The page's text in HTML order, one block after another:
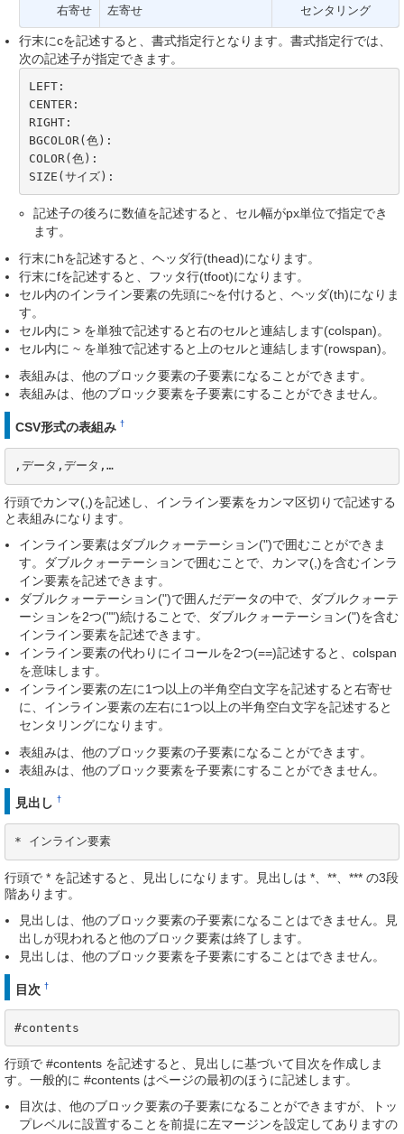
右寄せ 左寄せ センタリング
行末にcを記述すると、書式指定行となります。書式指定行では、
次の記述子が指定できます。
LEFT:
CENTER:
RIGHT:
BGCOLOR(色):
COLOR(色):
SIZE(サイズ):
記述子の後ろに数値を記述すると、セル幅がpx単位で指定でき
ます。
行末にhを記述すると、ヘッダ行(thead)になります。
行末にfを記述すると、フッタ行(tfoot)になります。
セル内のインライン要素の先頭に~を付けると、ヘッダ(th)になりま
す。
セル内に > を単独で記述すると右のセルと連結します(colspan)。
セル内に ~ を単独で記述すると上のセルと連結します(rowspan)。
表組みは、他のブロック要素の子要素になることができます。
表組みは、他のブロック要素を子要素にすることができません。
CSV形式の表組み †
,データ,データ,…
行頭でカンマ(,)を記述し、インライン要素をカンマ区切りで記述する
と表組みになります。
インライン要素はダブルクォーテーション(")で囲むことができま
す。ダブルクォーテーションで囲むことで、カンマ(,)を含むインラ
イン要素を記述できます。
ダブルクォーテーション(")で囲んだデータの中で、ダブルクォーテ
ーションを2つ("")続けることで、ダブルクォーテーション(")を含む
インライン要素を記述できます。
インライン要素の代わりにイコールを2つ(==)記述すると、colspan
を意味します。
インライン要素の左に1つ以上の半角空白文字を記述すると右寄せ
に、インライン要素の左右に1つ以上の半角空白文字を記述すると
センタリングになります。
表組みは、他のブロック要素の子要素になることができます。
表組みは、他のブロック要素を子要素にすることができません。
見出し †
* インライン要素
行頭で * を記述すると、見出しになります。見出しは *、**、*** の3段
階あります。
見出しは、他のブロック要素の子要素になることはできません。見
出しが現われると他のブロック要素は終了します。
見出しは、他のブロック要素を子要素にすることはできません。
目次 †
#contents
行頭で #contents を記述すると、見出しに基づいて目次を作成しま
す。一般的に #contents はページの最初のほうに記述します。
目次は、他のブロック要素の子要素になることができますが、トッ
プレベルに設置することを前提に左マージンを設定してありますの